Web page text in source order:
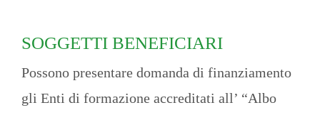
SOGGETTI BENEFICIARI
Possono presentare domanda di finanziamento
gli Enti di formazione accreditati all’ “Albo